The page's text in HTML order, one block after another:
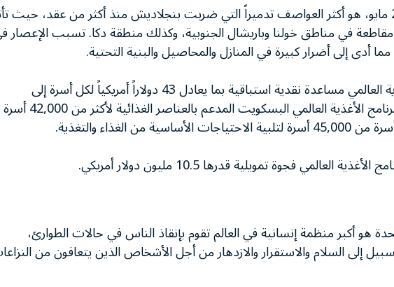
إعصار ريمال، الذي ضرب البلاد في 26 مايو، هو أكثر العواصف تدميراً التي ضربت بنجلاديش منذ أكثر من عقد، حيث
ما يقرب من 5 ملايين شخص عبر 19 مقاطعة في مناطق خولنا وباريشال الجنوبية، وكذلك منطقة دكا. تسبب
أدى إلى أضرار كبيرة في المنازل والمحاصيل والبنية التحتية.
قبل وصول الإعصار، قدم برنامج الأغذية العالمي مساعدة نقدية استباقية بما يعادل 43 دولاراً أمريكياً لكل أسرة إلى
30,000 أسرة. منذ مرور الإعصار، وزع برنامج الأغذية العالمي البسكويت المدعم بالعناصر الغذائية لأكثر من 42,000 أسرة
فجوة تمويلية قدرها 10.5 مليون دولار أمريكي.
هو أكبر منظمة إنسانية في العالم تقوم بإنقاذ الناس في حالات الطوارئ،
إلى السلام والاستقرار والازدهار من أجل الأشخاص الذين يتعافون من